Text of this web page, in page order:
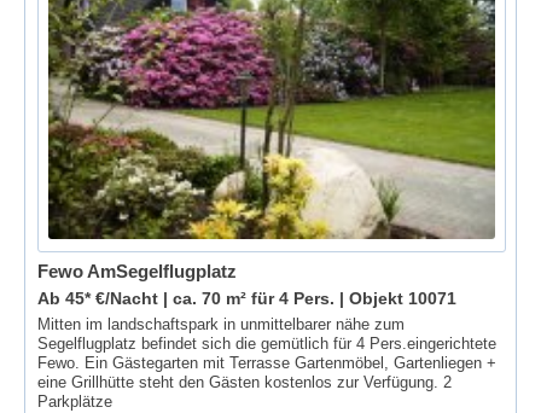
Fewo AmSegelflugplatz
Ab 45* €/Nacht | ca. 70 m² für 4 Pers. | Objekt 10071
Mitten im landschaftspark in unmittelbarer nähe zum
Segelflugplatz befindet sich die gemütlich für 4 Pers.eingerichtete
Fewo. Ein Gästegarten mit Terrasse Gartenmöbel, Gartenliegen +
eine Grillhütte steht den Gästen kostenlos zur Verfügung. 2
Parkplätze